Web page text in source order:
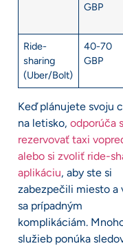
GBP
Ride-
sharing
(Uber/Bolt)
40-70
GBP
Keď plánujete svoju
na letisko, odporúča
rezervovať taxi
alebo si zvoliť ride-
aplikáciu, aby ste si
zabezpečili miesto a
sa prípadným
komplikáciám.
služieb ponúka